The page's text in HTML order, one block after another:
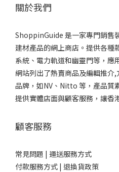
關於我們
ShoppinGuide 是一家專門銷售
建材產品的網上商店。提供各種
系統、電力軌道和幽靈門等，應
網站列出了熱賣商品及編輯推介
品牌，如NV、Nitto 等，產品質
提供實體店面與顧客服務，讓香
顧客服務
常見問題 | 運送服務方式
付款服務方式 | 退換貨政策